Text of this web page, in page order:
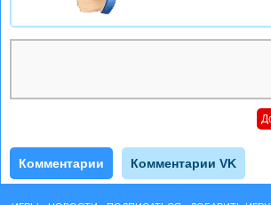
Комментарии Комментарии VK